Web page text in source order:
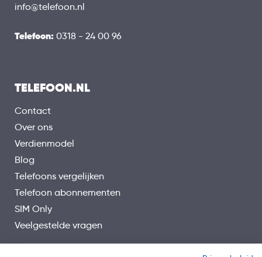
info@telefoon.nl
Telefoon: 0318 - 24 00 96
TELEFOON.NL
Contact
Over ons
Verdienmodel
Blog
Telefoons vergelijken
Telefoon abonnementen
SIM Only
Veelgestelde vragen